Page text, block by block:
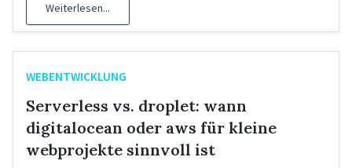
Weiterlesen...
WEBENTWICKLUNG
Serverless vs. droplet: wann
digitalocean oder aws für kleine
webprojekte sinnvoll ist